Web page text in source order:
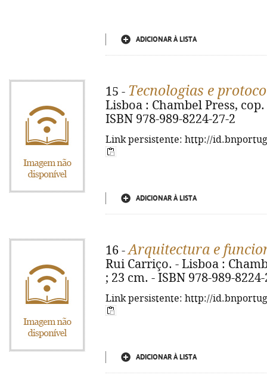
ADICIONAR À LISTA
15 - Tecnologias e
Lisboa : Chambel Press,
ISBN 978-989-8224-27-2
Link persistente: http://
ADICIONAR À LISTA
16 -Arquitectura e
Rui Carriço. - Lisboa :
; 23 cm. - ISBN 978-989-
Link persistente: http://
ADICIONAR À LISTA